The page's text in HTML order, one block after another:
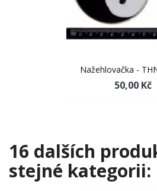
Nažehlovačka -
50,00 Kč
16 dalších
stejné kategorii: